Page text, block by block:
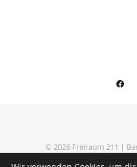
© 2026 Freiraum 211 |